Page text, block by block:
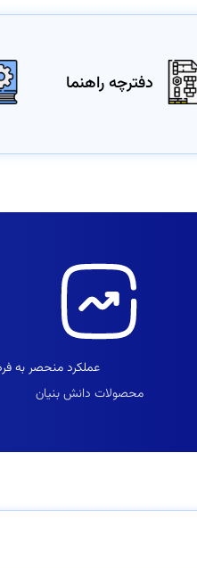
دفترچه راهنما
عملکرد منحصر به
محصولات دانش بنیان